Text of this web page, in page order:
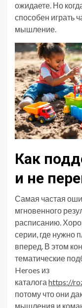
ожидаете. Но
способен играть
мышление.
Как
и не
Самая частая
мгновенного
расписанию.
серии, где нужно
вперед. В этом
тематические
Heroes из
каталога https://
потому что они
мышления и